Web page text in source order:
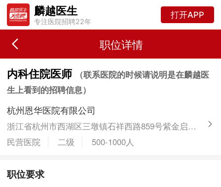
麟越医生
专注医院招聘22年
打开APP
职位详情
内科住院医师
（联系医院的时候请说明是在麟越医
生上看到的招聘信息）
杭州恩华医院有限公司
浙江省杭州市西湖区三墩镇石祥西路859号紫金启真大厦5号楼
民营医院
二级 500-1000人
职位要求